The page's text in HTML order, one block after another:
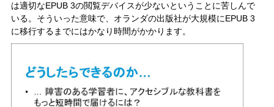
は適切なEPUB 3の閲覧デバイスが少ないということに苦しんで
いる。そういった意味で、オランダの出版社が大規模にEPUB 3
に移行するまでにはかなり時間がかかります。